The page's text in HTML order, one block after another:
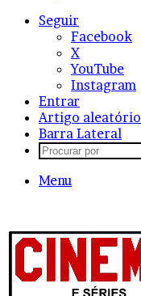
Seguir
Facebook
X
YouTube
Instagram
Entrar
Artigo aleatório
Barra Lateral
Menu